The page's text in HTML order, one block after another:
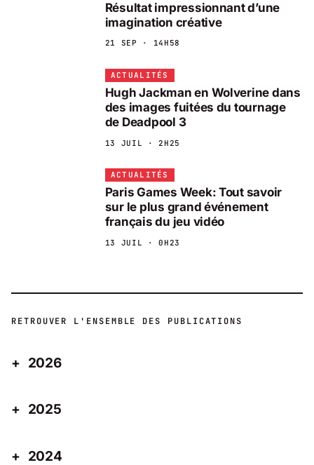
Résultat impressionnant d’une
imagination créative
21 SEP · 14H58
ACTUALITÉS
Hugh Jackman en Wolverine dans
des images fuitées du tournage
de Deadpool 3
13 JUIL · 2H25
ACTUALITÉS
Paris Games Week: Tout savoir
sur le plus grand événement
français du jeu vidéo
13 JUIL · 0H23
RETROUVER L'ENSEMBLE DES PUBLICATIONS
2026
2025
2024